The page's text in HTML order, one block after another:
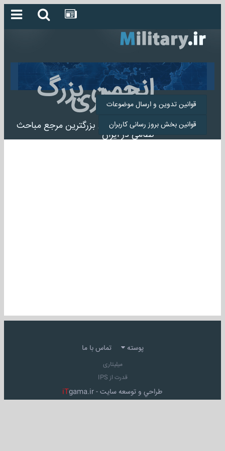
انجمن بزرگ
میلیتاری
انجمن میلیتاری بزرگترین مرجع مباحث
نظامی در ایران
قوانین تدوین و ارسال موضوعات
قوانین بخش بروز رسانی کاربران
پوسته تماس با ما
میلیتاری
قدرت از IPS
طراحي و توسعه سايت - iTgama.ir